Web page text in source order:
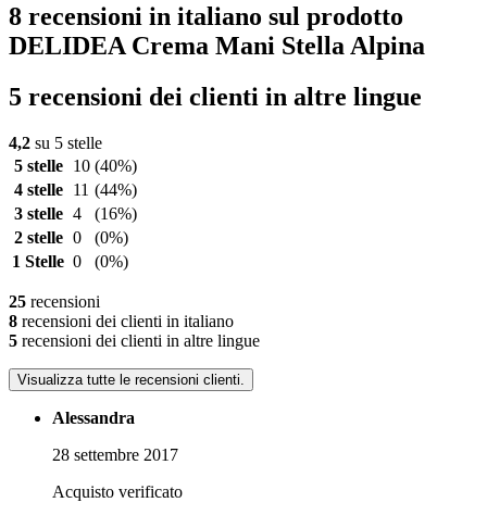
8 recensioni in italiano sul prodotto
DELIDEA Crema Mani Stella Alpina
5 recensioni dei clienti in altre lingue
4,2 su 5 stelle
5 stelle
10 (40%)
4 stelle
11 (44%)
3 stelle 4
(16%)
2 stelle 0
(0%)
1 Stelle 0 (0%)
25 recensioni
8 recensioni dei clienti in italiano
5 recensioni dei clienti in altre lingue
Visualizza tutte le recensioni clienti.
Alessandra
28 settembre 2017
Acquisto verificato